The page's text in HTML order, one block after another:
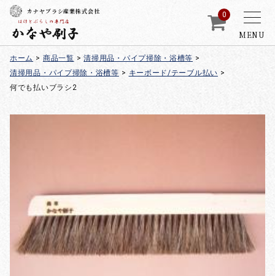
MENU
カナヤブラシ産業株式会社 0
ホーム > 商品一覧 > 清掃用品・パイプ掃除・浴槽等 >
清掃用品・パイプ掃除・浴槽等 > キーボード/テーブル払い >
何でも払いブラシ2